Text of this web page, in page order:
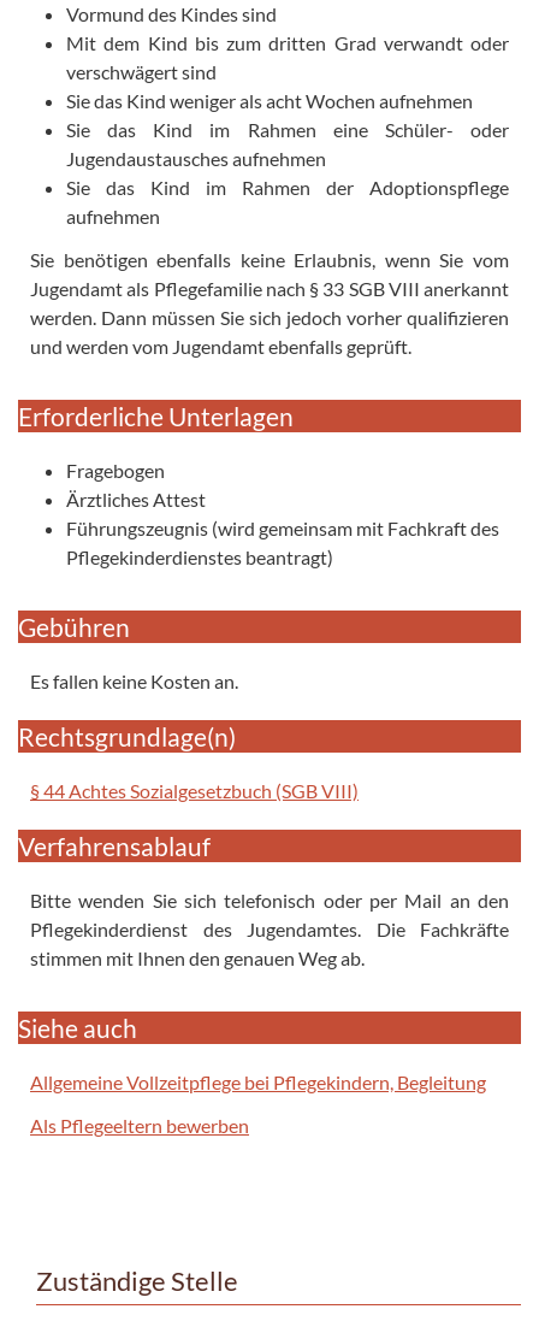
Vormund des Kindes sind
Mit dem Kind bis zum dritten Grad verwandt oder
verschwägert sind
Sie das Kind weniger als acht Wochen aufnehmen
Sie das Kind im Rahmen eine Schüler- oder
Jugendaustausches aufnehmen
Sie das Kind im Rahmen der Adoptionspflege
aufnehmen
Sie benötigen ebenfalls keine Erlaubnis, wenn Sie vom
Jugendamt als Pflegefamilie nach § 33 SGB VIII anerkannt
werden. Dann müssen Sie sich jedoch vorher qualifizieren
und werden vom Jugendamt ebenfalls geprüft.
Erforderliche Unterlagen
Fragebogen
Ärztliches Attest
Führungszeugnis (wird gemeinsam mit Fachkraft des
Pflegekinderdienstes beantragt)
Gebühren
Es fallen keine Kosten an.
Rechtsgrundlage(n)
§ 44 Achtes Sozialgesetzbuch (SGB VIII)
Verfahrensablauf
Bitte wenden Sie sich telefonisch oder per Mail an den
Pflegekinderdienst des Jugendamtes. Die Fachkräfte
stimmen mit Ihnen den genauen Weg ab.
Siehe auch
Allgemeine Vollzeitpflege bei Pflegekindern, Begleitung
Als Pflegeeltern bewerben
Zuständige Stelle